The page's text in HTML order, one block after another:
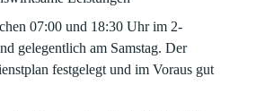
07:00 und 18:30 Uhr im 2-
gelegentlich am Samstag. Der
festgelegt und im Voraus gut